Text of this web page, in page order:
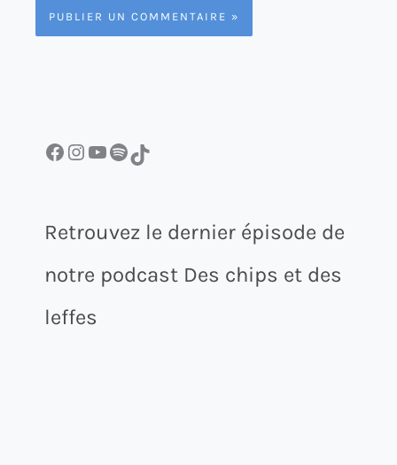
Facebook InstagramYouTube Spotify TikTok
Retrouvez le dernier épisode de
notre podcast Des chips et des
leffes